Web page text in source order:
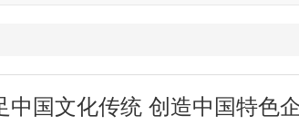
中国文化传统 创造中国特色